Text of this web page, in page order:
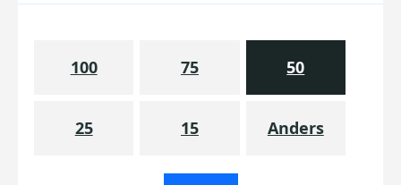
100 75 50
25 15 Anders